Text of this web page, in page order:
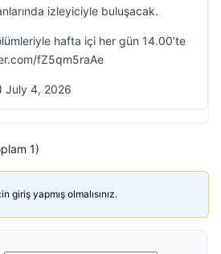
izleyiciyle buluşacak.
hafta içi her gün 14.00’te
fZ5qm5raAe
July 4, 2026
1)
giriş yapmış olmalısınız.